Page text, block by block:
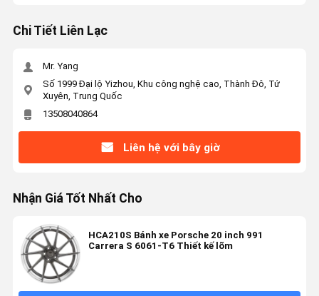
Chi Tiết Liên Lạc
Mr. Yang
Số 1999 Đại lộ Yizhou, Khu công nghệ cao, Thành Đô, Tứ
Xuyên, Trung Quốc
13508040864
Liên hệ với bây giờ
Nhận Giá Tốt Nhất Cho
HCA210S Bánh xe Porsche 20 inch 991
Carrera S 6061-T6 Thiết kế lõm